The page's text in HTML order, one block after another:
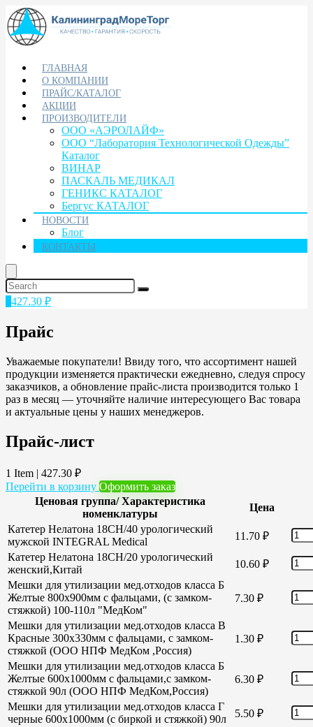
ГЛАВНАЯ
О КОМПАНИИ
ПРАЙС/КАТАЛОГ
АКЦИИ
ПРОИЗВОДИТЕЛИ
ООО «АЭРОЛАЙФ»
ООО “Лаборатория Технологической Одежды”
Каталог
ВИНАР
ПАСКАЛЬ МЕДИКАЛ
ГЕНИКС КАТАЛОГ
Бергус КАТАЛОГ
НОВОСТИ
Блог
КОНТАКТЫ
427.30 ₽
Прайс
Уважаемые покупатели! Ввиду того, что ассортимент нашей
продукции изменяется практически ежедневно, следуя спросу
заказчиков, а обновление прайс-листа производится только 1
раз в месяц — уточняйте наличие интересующего Вас товара
и актуальные цены у наших менеджеров.
Прайс-лист
1 Item | 427.30 ₽
Перейти в корзину Оформить заказ
Ценовая группа/ Характеристика
номенклатуры
Цена
Катетер Нелатона 18CH/40 урологический
мужской INTEGRAL Medical
11.70 ₽
Катетер Нелатона 18CH/20 урологический
женский,Китай
10.60 ₽
Мешки для утилизации мед.отходов класса Б
Желтые 800х900мм с фальцами, (с замком-
стяжкой) 100-110л "МедКом"
7.30 ₽
Мешки для утилизации мед.отходов класса В
Красные 300х330мм с фальцами, с замком-
стяжкой (ООО НПФ МедКом ,Россия)
1.30 ₽
Мешки для утилизации мед.отходов класса Б
Желтые 600х1000мм с фальцами,с замком-
стяжкой 90л (ООО НПФ МедКом,Россия)
6.30 ₽
Мешки для утилизации мед.отходов класса Г
черные 600х1000мм (с биркой и стяжкой) 90л
5.50 ₽